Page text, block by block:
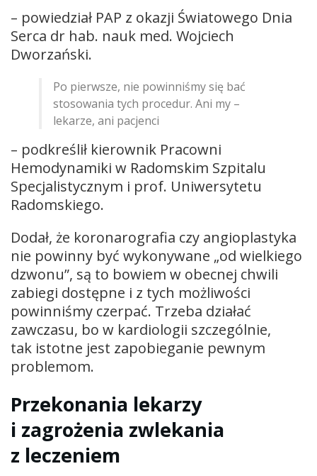
– powiedział PAP z okazji Światowego Dnia
Serca dr hab. nauk med. Wojciech
Dworzański.
Po pierwsze, nie powinniśmy się bać
stosowania tych procedur. Ani my –
lekarze, ani pacjenci
– podkreślił kierownik Pracowni
Hemodynamiki w Radomskim Szpitalu
Specjalistycznym i prof. Uniwersytetu
Radomskiego.
Dodał, że koronarografia czy angioplastyka
nie powinny być wykonywane „od wielkiego
dzwonu”, są to bowiem w obecnej chwili
zabiegi dostępne i z tych możliwości
powinniśmy czerpać. Trzeba działać
zawczasu, bo w kardiologii szczególnie,
tak istotne jest zapobieganie pewnym
problemom.
Przekonania lekarzy
i zagrożenia zwlekania
z leczeniem